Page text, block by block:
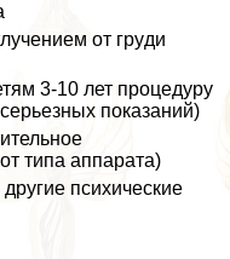
от гpyди
3-10 лет процедуру
показаний)
типа аппарата)
психические